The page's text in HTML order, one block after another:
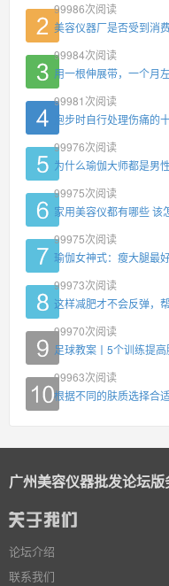
99986次阅读
美容仪器厂是否受到消
99984次阅读
用一根伸展带，一个月
99981 次阅读
跑步时自行处理伤痛的
99976次阅读
为什么瑜伽大师都是男
99975次阅读
家用美容仪都有哪些 该
99975次阅读
瑜伽女神式：瘦大腿最
99973次阅读
这样减肥才不会反弹，
99970次阅读
足球教案丨5个训练提
99963次阅读
根据不同的肤质选择合
广州美容仪器批发论坛
论坛介绍
联系我们